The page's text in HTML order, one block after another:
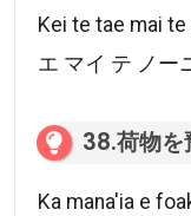
Kei te tae mai
エ マイ テ ノー
38.荷物を
Ka mana'ia e